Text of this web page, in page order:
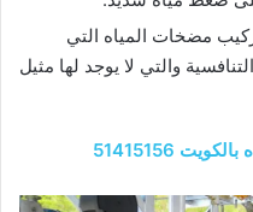
مضخات المياه التي
والتي لا يوجد لها مثيل
51415156